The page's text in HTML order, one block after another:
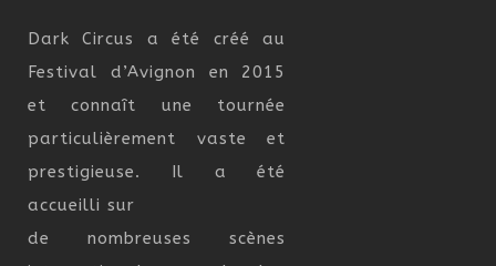
Dark Circus a été créé au
Festival d’Avignon en 2015
et connaît une tournée
particulièrement vaste et
prestigieuse. Il a été
accueilli sur
de nombreuses scènes